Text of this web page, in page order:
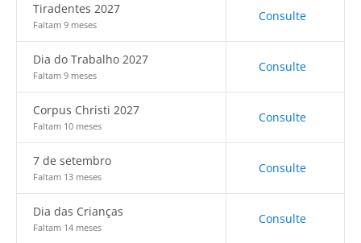
Tiradentes 2027
Faltam 9 meses
Consulte
Dia do Trabalho 2027
Faltam 9 meses
Consulte
Corpus Christi 2027
Faltam 10 meses
Consulte
7 de setembro
Faltam 13 meses
Consulte
Dia das Crianças
Faltam 14 meses
Consulte